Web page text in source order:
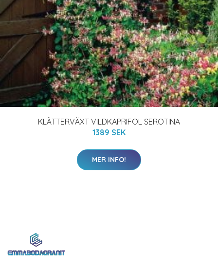
KLÄTTERVÄXT VILDKAPRIFOL SEROTINA
1389 SEK
MER INFO!